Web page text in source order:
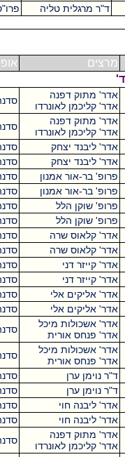
טליה
פרו"ס
אופן הוראה
דפנה
לאונרדו
סדנה
דפנה
לאונרדו
סדנה
יצחק
סדנה
יצחק
סדנה
אור אמנון
סדנה
אור אמנון
סדנה
הלל
הלל
שרה
סדנה
שרה
סדנה
דני
דני
אלי
סדנה
אלי
סדנה
מיכל
אורית
סדנה
מיכל
אורית
סדנה
ערן
ערן
חוי
חוי
דפנה
לאונרדו
סדנה